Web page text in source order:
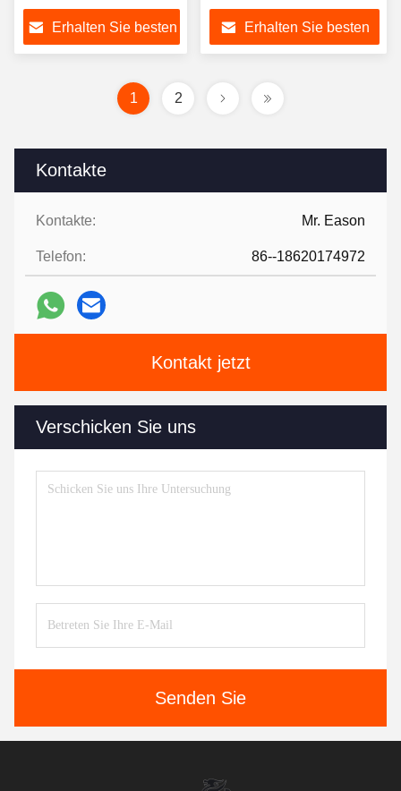
Kontakte
Kontakte: Mr. Eason
Telefon: 86--18620174972
Kontakt jetzt
Verschicken Sie uns
Senden Sie
Sicherung Dichtung
DichtungErhalten Sie besten
3mm
Erhalten Sie besten
1 2